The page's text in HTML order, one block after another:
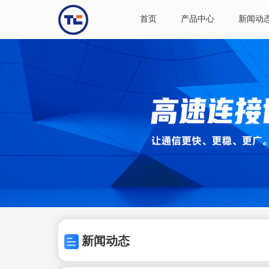
首页 产品中心 新闻动
新闻动态